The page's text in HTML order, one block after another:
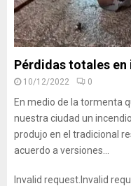
Pérdidas totales en
10/12/2022 0
En medio de la tormenta
nuestra ciudad un
produjo en el tradicional
acuerdo a versiones...
Invalid request. Invalid